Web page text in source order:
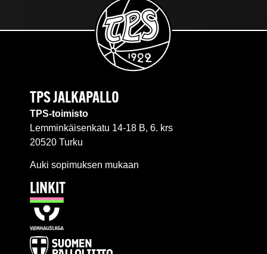
TPS JALKAPALLO
TPS-toimisto
Lemminkäisenkatu 14-18 B, 6. krs
20520 Turku
Auki sopimuksen mukaan
LINKIT